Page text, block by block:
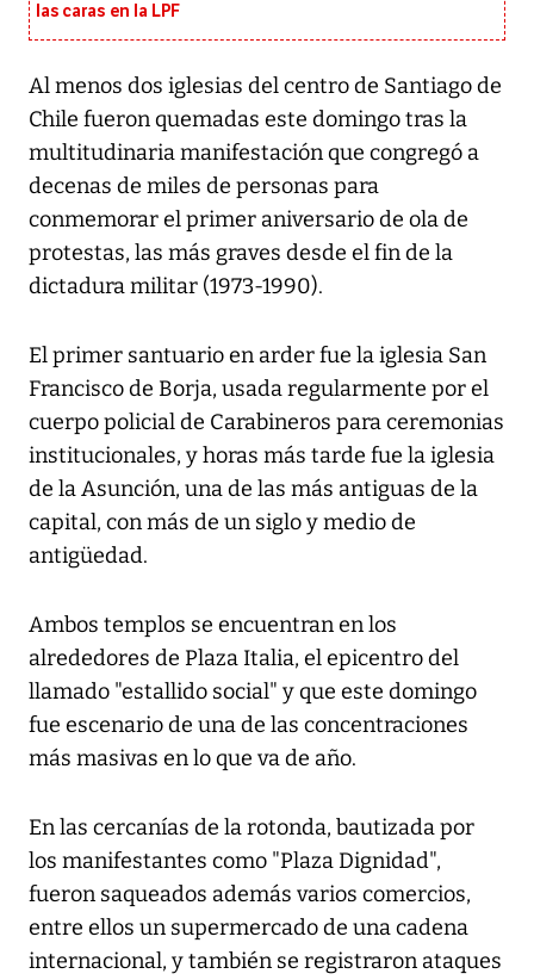
las caras en la LPF
Al menos dos iglesias del centro de Santiago de
Chile fueron quemadas este domingo tras la
multitudinaria manifestación que congregó a
decenas de miles de personas para
conmemorar el primer aniversario de ola de
protestas, las más graves desde el fin de la
dictadura militar (1973-1990).
El primer santuario en arder fue la iglesia San
Francisco de Borja, usada regularmente por el
cuerpo policial de Carabineros para ceremonias
institucionales, y horas más tarde fue la iglesia
de la Asunción, una de las más antiguas de la
capital, con más de un siglo y medio de
antigüedad.
Ambos templos se encuentran en los
alrededores de Plaza Italia, el epicentro del
llamado "estallido social" y que este domingo
fue escenario de una de las concentraciones
más masivas en lo que va de año.
En las cercanías de la rotonda, bautizada por
los manifestantes como "Plaza Dignidad",
fueron saqueados además varios comercios,
entre ellos un supermercado de una cadena
internacional, y también se registraron ataques